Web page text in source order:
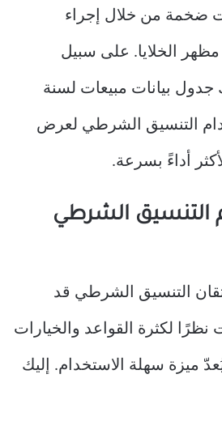
ضخمة من خلال إجراء
الخلايا. على سبيل
جدول بيانات مبيعات لسنة
التنسيق الشرطي لعرض
أداءً بسرعة.
التنسيق الشرطي
التنسيق الشرطي قد
لكثرة القواعد والخيارات
يُعدّ ميزة سهلة الاستخدام. إليك